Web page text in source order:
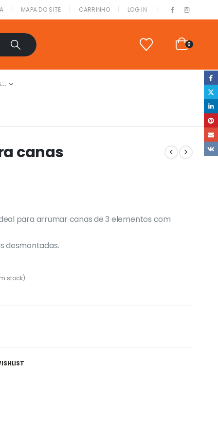
MAPA DO SITE CARRINHO LOG IN
0
canas
para arrumar canas de 3 elementos com
desmontadas.
stock)